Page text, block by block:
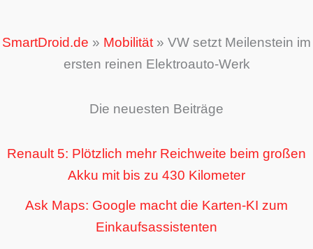
SmartDroid.de » Mobilität » VW setzt Meilenstein im
ersten reinen Elektroauto-Werk
Die neuesten Beiträge
Renault 5: Plötzlich mehr Reichweite beim großen
Akku mit bis zu 430 Kilometer
Ask Maps: Google macht die Karten-KI zum
Einkaufsassistenten